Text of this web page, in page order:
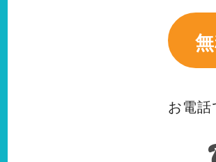
お電話